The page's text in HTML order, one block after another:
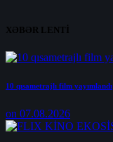
XƏBƏR LENTİ
10 qısametrajlı film yayımlandı
on 07.08.2026